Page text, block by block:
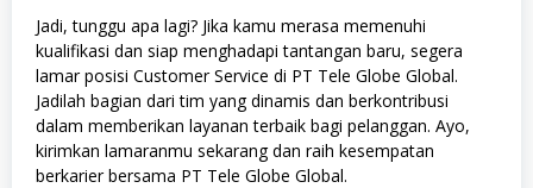
Jadi, tunggu apa lagi? Jika kamu merasa memenuhi
kualifikasi dan siap menghadapi tantangan baru, segera
lamar posisi Customer Service di PT Tele Globe Global.
Jadilah bagian dari tim yang dinamis dan berkontribusi
dalam memberikan layanan terbaik bagi pelanggan. Ayo,
kirimkan lamaranmu sekarang dan raih kesempatan
berkarier bersama PT Tele Globe Global.